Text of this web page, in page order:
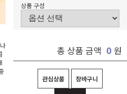
상품 구성
총 상품 금액 0 원
관심상품 장바구니